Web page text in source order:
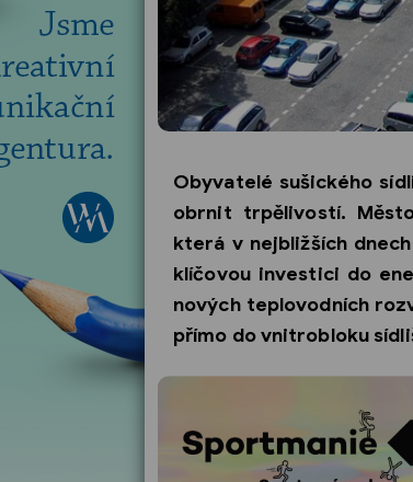
Obyvatelé sušického
obrnit trpělivostí.
která v nejbližších
klíčovou investici do
nových teplovodních
přímo do vnitrobloku